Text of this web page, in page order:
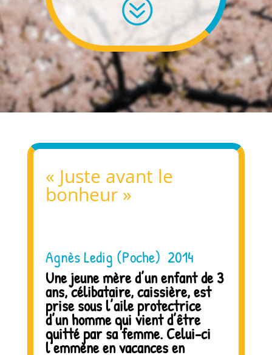
?
« Juste avant le
bonheur »
Agnès Ledig (Poche) 2014
Une jeune mère d’un enfant de 3
ans, célibataire, caissière, est
prise sous l’aile protectrice
d’un homme qui vient d’être
quitté par sa femme. Celui-ci
l’emmène en vacances en